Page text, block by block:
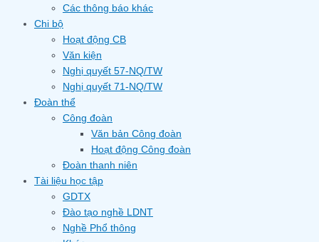
Các thông báo khác
Chi bộ
Hoạt động CB
Văn kiện
Nghị quyết 57-NQ/TW
Nghị quyết 71-NQ/TW
Đoàn thể
Công đoàn
Văn bản Công đoàn
Hoạt động Công đoàn
Đoàn thanh niên
Tài liệu học tập
GDTX
Đào tạo nghề LDNT
Nghề Phổ thông